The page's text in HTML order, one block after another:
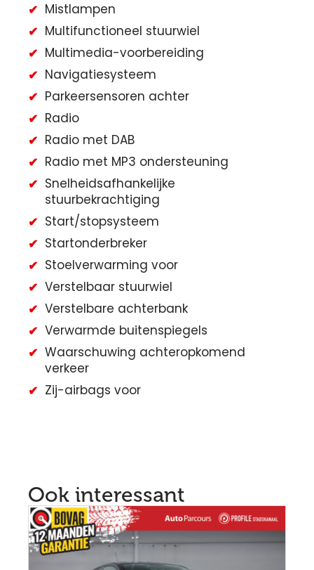
Mistlampen
Multifunctioneel stuurwiel
Multimedia-voorbereiding
Navigatiesysteem
Parkeersensoren achter
Radio
Radio met DAB
Radio met MP3 ondersteuning
Snelheidsafhankelijke
stuurbekrachtiging
Start/stopsysteem
Startonderbreker
Stoelverwarming voor
Verstelbaar stuurwiel
Verstelbare achterbank
Verwarmde buitenspiegels
Waarschuwing achteropkomend
verkeer
Zij-airbags voor
Ook interessant